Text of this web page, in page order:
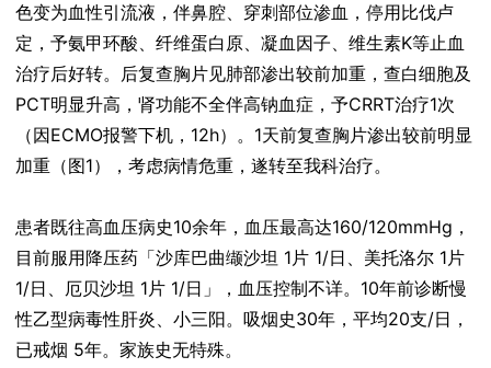
色变为血性引流液，伴鼻腔、穿刺部位渗血，停用比伐卢
定，予氨甲环酸、纤维蛋白原、凝血因子、维生素K等止血
治疗后好转。后复查胸片见肺部渗出较前加重，查白细胞及
PCT明显升高，肾功能不全伴高钠血症，予CRRT治疗1次
（因ECMO报警下机，12h）。1天前复查胸片渗出较前明显
加重（图1），考虑病情危重，遂转至我科治疗。
患者既往高血压病史10余年，血压最高达160/120mmHg，
目前服用降压药「沙库巴曲缬沙坦 1片 1/日、美托洛尔 1片
1/日、厄贝沙坦 1片 1/日」，血压控制不详。10年前诊断慢
性乙型病毒性肝炎、小三阳。吸烟史30年，平均20支/日，
已戒烟 5年。家族史无特殊。